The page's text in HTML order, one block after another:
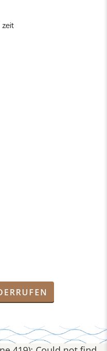
zeit